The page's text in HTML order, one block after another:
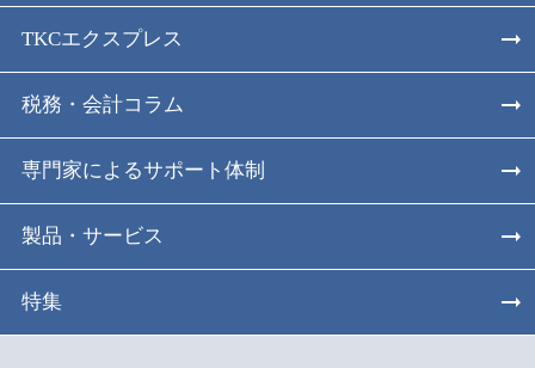
TKCエクスプレス
税務・会計コラム
専門家によるサポート体制
製品・サービス
特集